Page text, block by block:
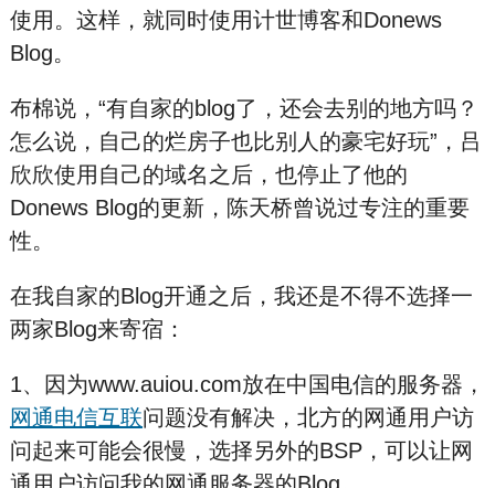
使用。这样，就同时使用计世博客和Donews
Blog。
布棉说，“有自家的blog了，还会去别的地方吗？
怎么说，自己的烂房子也比别人的豪宅好玩”，吕
欣欣使用自己的域名之后，也停止了他的
Donews Blog的更新，陈天桥曾说过专注的重要
性。
在我自家的Blog开通之后，我还是不得不选择一
两家Blog来寄宿：
1、因为www.auiou.com放在中国电信的服务器，
网通电信互联问题没有解决，北方的网通用户访
问起来可能会很慢，选择另外的BSP，可以让网